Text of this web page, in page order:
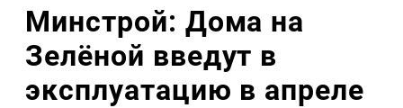
Минстрой: Дома на
Зелёной введут в
эксплуатацию в апреле